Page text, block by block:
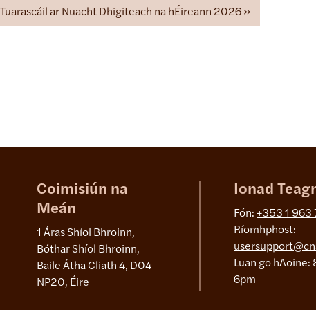
Tuarascáil ar Nuacht Dhigiteach na hÉireann 2026
Coimisiún na
Meán
1 Áras Shíol Bhroinn,
Bóthar Shíol Bhroinn,
Baile Átha Cliath 4, D04
NP20, Éire
Ionad
Fón: +353 1 963
Ríomhphost:
Luan go hAoine:
6pm